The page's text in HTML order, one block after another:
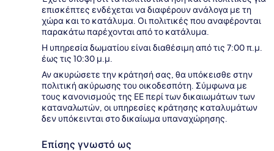
επισκέπτες ενδέχεται να διαφέρουν ανάλογα με τη
χώρα και το κατάλυμα. Οι πολιτικές που αναφέρονται
παρακάτω παρέχονται από το κατάλυμα.
Η υπηρεσία δωματίου είναι διαθέσιμη από τις 7:00 π.μ.
έως τις 10:30 μ.μ.
Αν ακυρώσετε την κράτησή σας, θα υπόκεισθε στην
πολιτική ακύρωσης του οικοδεσπότη. Σύμφωνα με
τους κανονισμούς της ΕΕ περί των δικαιωμάτων των
καταναλωτών, οι υπηρεσίες κράτησης καταλυμάτων
δεν υπόκεινται στο δικαίωμα υπαναχώρησης.
Επίσης γνωστό ως